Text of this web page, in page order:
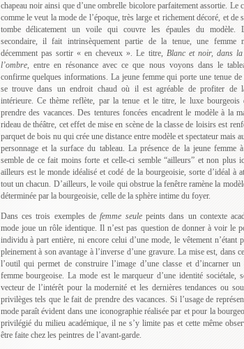
chapeau noir ainsi que d’une ombrelle bicolore parfaitement assortie. Le
comme le veut la mode de l’époque, très large et richement décoré, et de
tombe délicatement un voile qui couvre les épaules du modèle.
secondaire, il fait intrinsèquement partie de la tenue, une femme
décemment pas sortir « en cheveux ». Le titre, Blanc et noir, dans
l’ombre, entre en résonance avec ce que nous voyons dans le
confirme quelques informations. La jeune femme qui porte une tenue
se trouve dans un endroit chaud où il est agréable de profiter de
intérieure. Ce thème reflète, par la tenue et le titre, le luxe bourgeois
prendre des vacances. Des tentures foncées encadrent le modèle à la
rideau de théâtre, cet effet de mise en scène de la classe de loisirs est
parquet de bois nu qui crée une distance entre modèle et spectateur mais
personnage et la surface du tableau. La présence de la jeune femme
semble de ce fait moins forte et celle-ci semble “ailleurs” et non plus
ailleurs est le monde idéalisé et codé de la bourgeoisie, sorte d’idéal à
tout un chacun. D’ailleurs, le voile qui obstrue la fenêtre ramène la
déterminée par la bourgeoisie, celle de la sphère intime du foyer.
Dans ces trois exemples defemme seulepeints dans un contexte
mode joue un rôle identique. Il n’est pas question de donner à voir le
individu à part entière, ni encore celui d’une mode, le vêtement n’étant
pleinement à son avantage à l’inverse d’une gravure. La mise est, dans
l’outil qui permet de construire l’image d’une classe et d’incarner
femme bourgeoise. La mode est le marqueur d’une identité sociétale,
vecteur de l’intérêt pour la modernité et les dernières tendances ou
privilèges tels que le fait de prendre des vacances. Si l’usage de
mode paraît évident dans une iconographie réalisée par et pour la
privilégié du milieu académique, il ne s’y limite pas et cette même
être faite chez les peintres de l’avant-garde.